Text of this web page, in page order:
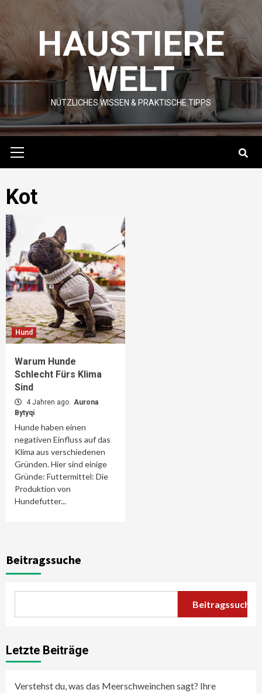
content HAUSTIERE
WELT
NÜTZLICHES WISSEN & PRAKTISCHE TIPPS
Menu
Kot
Hund
Warum Hunde
Schlecht Fürs Klima
Sind
4 Jahren ago Aurona
Bytyqi
Hunde haben einen
negativen Einfluss auf das
Klima aus verschiedenen
Gründen. Hier sind einige
Gründe: Futtermittel: Die
Produktion von
Hundefutter...
Beitragssuche
Beitragssuche
Letzte Beiträge
Verstehst du, was das Meerschweinchen sagt? Ihre